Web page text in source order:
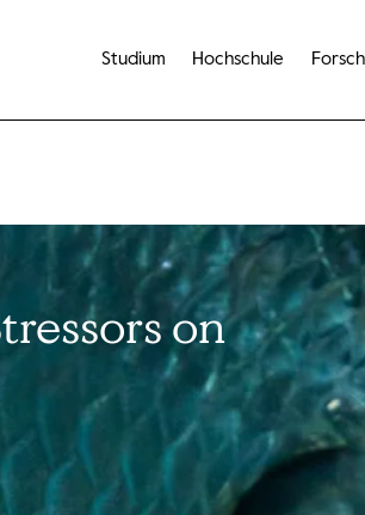
Studium Hochschule
on